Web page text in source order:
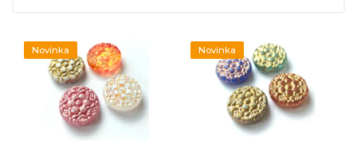
Novinka Novinka